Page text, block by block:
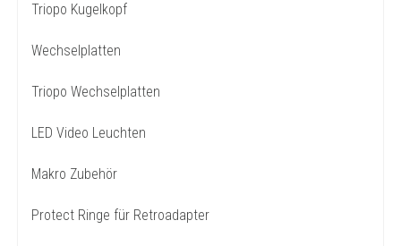
Triopo Kugelkopf
Wechselplatten
Triopo Wechselplatten
LED Video Leuchten
Makro Zubehör
Protect Ringe für Retroadapter